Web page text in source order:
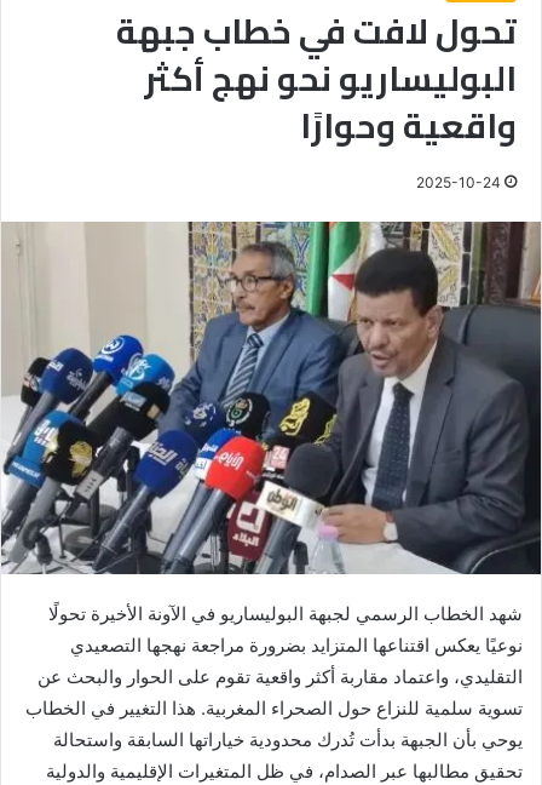
تحول لافت في خطاب جبهة
البوليساريو نحو نهج أكثر
واقعية وحوارًا
2025-10-24
شهد الخطاب الرسمي لجبهة البوليساريو في الآونة الأخيرة تحولًا
نوعيًا يعكس اقتناعها المتزايد بضرورة مراجعة نهجها التصعيدي
التقليدي، واعتماد مقاربة أكثر واقعية تقوم على الحوار والبحث عن
تسوية سلمية للنزاع حول الصحراء المغربية. هذا التغيير في الخطاب
يوحي بأن الجبهة بدأت تُدرك محدودية خياراتها السابقة واستحالة
تحقيق مطالبها عبر الصدام، في ظل المتغيرات الإقليمية والدولية